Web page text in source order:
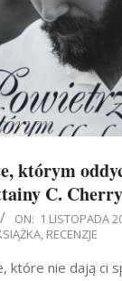
którym
C. Cherry
ON: 1 LISTOPADA
, RECENZJE
które nie dają ci